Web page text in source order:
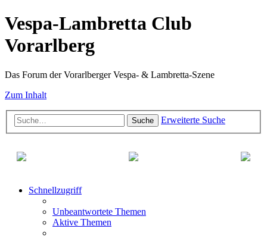
Vespa-Lambretta Club
Vorarlberg
Das Forum der Vorarlberger Vespa- & Lambretta-Szene
Zum Inhalt
Suche Erweiterte Suche
Schnellzugriff
Unbeantwortete Themen
Aktive Themen